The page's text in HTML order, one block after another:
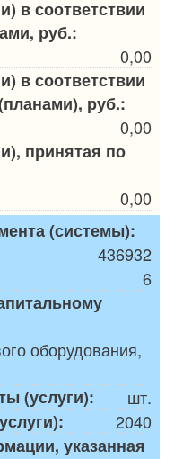
в соответствии
руб.:
0,00
в соответствии
руб.:
0,00
принятая по
0,00
(системы):
436932
6
оборудования,
(услуги):
шт.
2040
указанная